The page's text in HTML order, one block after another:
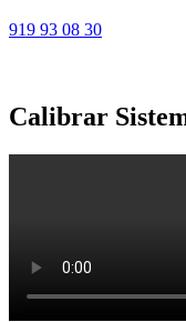
919 93 08 30
Calibrar